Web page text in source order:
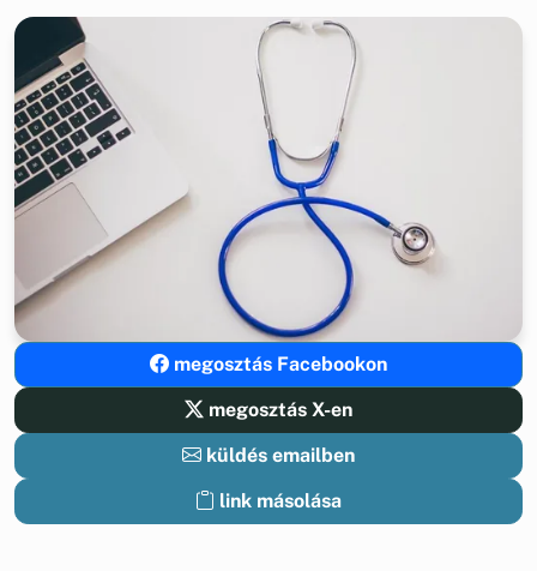
megosztás Facebookon
megosztás X-en
küldés emailben
link másolása